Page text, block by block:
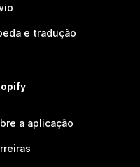
e tradução
a aplicação